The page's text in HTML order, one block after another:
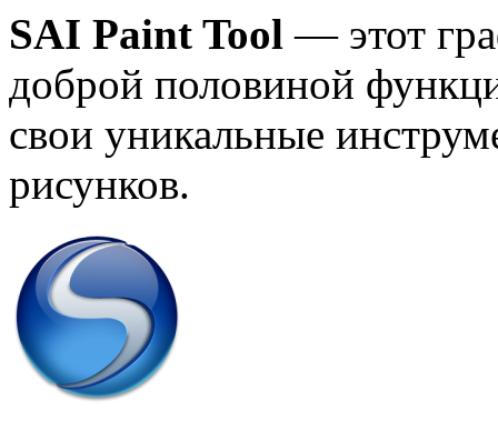
SAI Paint Tool— этот
доброй половиной
свои уникальные
рисунков.